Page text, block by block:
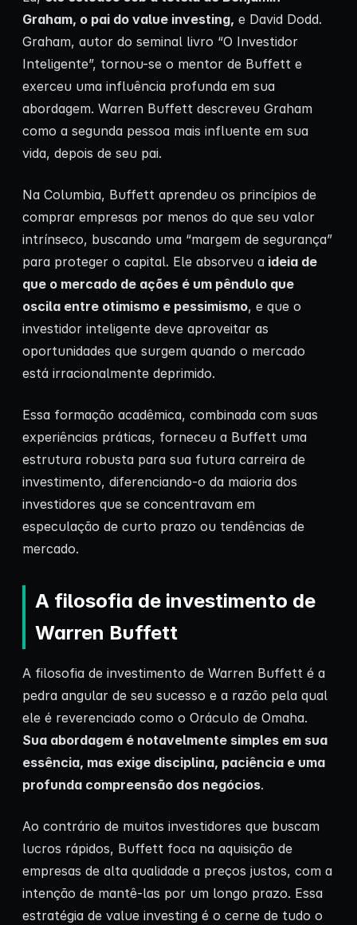
Graham, o pai do value investing, e David Dodd.
Graham, autor do seminal livro “O Investidor
Inteligente”, tornou-se o mentor de Buffett e
exerceu uma influência profunda em sua
abordagem. Warren Buffett descreveu Graham
como a segunda pessoa mais influente em sua
vida, depois de seu pai.
Na Columbia, Buffett aprendeu os princípios de
comprar empresas por menos do que seu valor
intrínseco, buscando uma “margem de segurança”
para proteger o capital. Ele absorveu a ideia de
que o mercado de ações é um pêndulo que
oscila entre otimismo e pessimismo, e que o
investidor inteligente deve aproveitar as
oportunidades que surgem quando o mercado
está irracionalmente deprimido.
Essa formação acadêmica, combinada com suas
experiências práticas, forneceu a Buffett uma
estrutura robusta para sua futura carreira de
investimento, diferenciando-o da maioria dos
investidores que se concentravam em
especulação de curto prazo ou tendências de
mercado.
A filosofia de investimento de
Warren Buffett
A filosofia de investimento de Warren Buffett é a
pedra angular de seu sucesso e a razão pela qual
ele é reverenciado como o Oráculo de Omaha.
Sua abordagem é notavelmente simples em sua
essência, mas exige disciplina, paciência e uma
profunda compreensão dos negócios.
Ao contrário de muitos investidores que buscam
lucros rápidos, Buffett foca na aquisição de
empresas de alta qualidade a preços justos, com a
intenção de mantê-las por um longo prazo. Essa
estratégia de value investing é o cerne de tudo o